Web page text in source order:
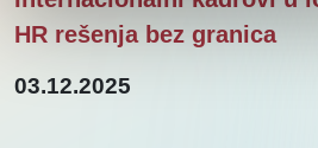
HR rešenja bez granica
03.12.2025